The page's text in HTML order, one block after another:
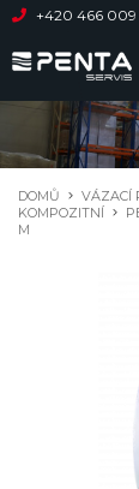
+420 466
DOMŮ VÁZACÍ
KOMPOZITNÍ
M